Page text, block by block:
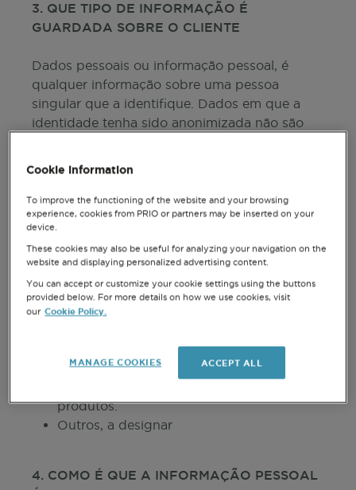
3. QUE TIPO DE INFORMAÇÃO É
GUARDADA SOBRE O CLIENTE
Dados pessoais ou informação pessoal, é
qualquer informação sobre uma pessoa
singular que a identifique. Dados em que a
identidade tenha sido anonimizada não são
A PRIO recolhe, armazena e trata as seguintes
categorias de informação pessoal:
Informações pessoais tais como nome,
morada, telemóvel, e-mail, data de
nascimento e género;
Número de Identificação Fiscal (NIF)
Histórico de consumos – Os dados de
consumo são utilizados pela PRIO apenas
produtos.
Outros, a designar
4. COMO É QUE A INFORMAÇÃO PESSOAL
Cookie information
To improve the functioning of the website and your browsing
experience, cookies from PRIO or partners may be inserted on your
device.
These cookies may also be useful for analyzing your navigation on the
website and displaying personalized advertising content.
You can accept or customize your cookie settings using the buttons
provided below. For more details on how we use cookies, visit
our Cookie Policy.
ACCEPT ALL
MANAGE COOKIES